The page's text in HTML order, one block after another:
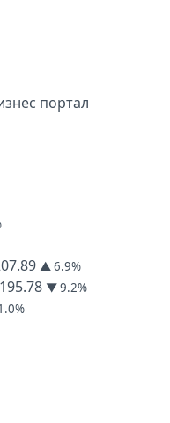
портал
▲ 6.9%
195.78 ▼ 9.2%